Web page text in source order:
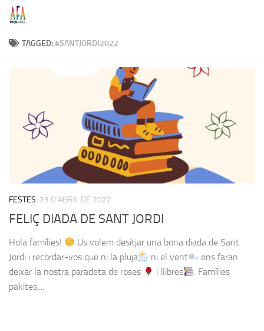
Skip to content
TAGGED:#SANTJORDI2022
FESTES 23 D'ABRIL DE 2022
FELIÇ DIADA DE SANT JORDI
Hola famílies!
Us volem desitjar una bona diada de Sant
Jordi i recordar-vos que ni la pluja
ni el vent
ens faran
deixar la nostra paradeta de roses
i llibres
. Famílies
pakites,...